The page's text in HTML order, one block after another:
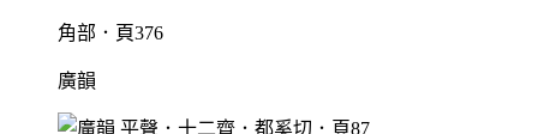
角部．頁376
廣韻